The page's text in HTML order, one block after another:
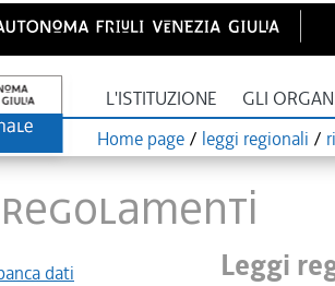
L'ISTITUZIONE GLI
Home page / leggi regionali /
dati Leggi